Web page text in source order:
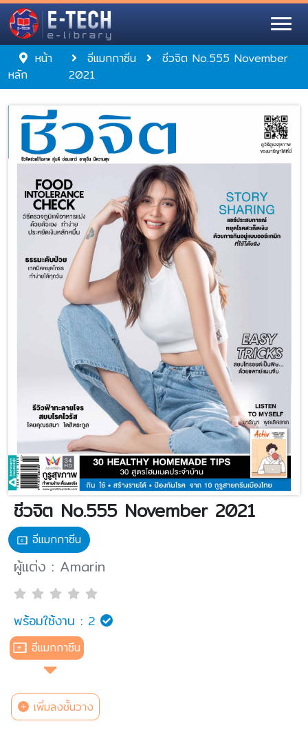
หน้า
หลัก
อีแมกกาซีน
ชีวจิต No.555 November
2021
ชีวจิต No.555 November 2021
อีแมกกาซีน
ผู้แต่ง : Amarin
พร้อมใช้งาน : 2
อีแมกกาซีน
เพิ่มลงชั้นวาง